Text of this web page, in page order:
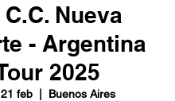
Nueva
- Argentina
2025
feb Buenos Aires